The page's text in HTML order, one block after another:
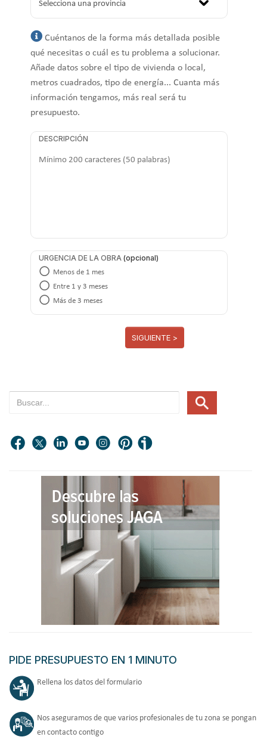
Cuéntanos de la forma más detallada posible
qué necesitas o cuál es tu problema a solucionar.
Añade datos sobre el tipo de vivienda o local,
metros cuadrados, tipo de energía... Cuanta más
información tengamos, más real será tu
presupuesto.
DESCRIPCIÓN
URGENCIA DE LA OBRA
Menos de 1 mes
Entre 1 y 3 meses
Más de 3 meses
SIGUIENTE >
PIDE PRESUPUESTO EN 1 MINUTO
Rellena los datos del formulario
Nos aseguramos de que varios profesionales de tu zona se pongan
en contacto contigo